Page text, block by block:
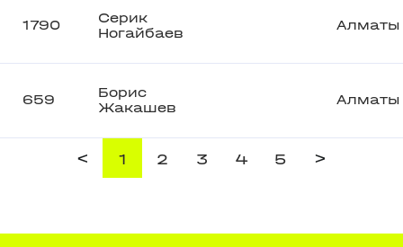
1790
Серик
Ногайбаев
Алматы
659
Борис
Жакашев
Алматы
< 1 2 3 4 5 >